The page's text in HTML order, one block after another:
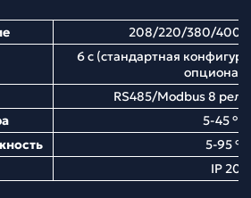
208/220/380/400/
6 с (стандартная
RS485/Modbus 8
5-45 ° С
5-95 %
IP 20